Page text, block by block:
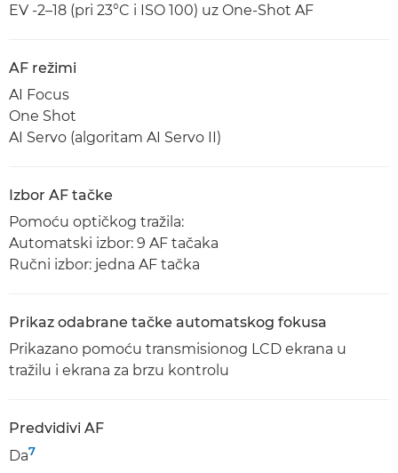
EV -2–18 (pri 23°C i ISO 100) uz One-Shot AF
AF režimi
AI Focus
One Shot
AI Servo (algoritam AI Servo II)
Izbor AF tačke
Pomoću optičkog tražila:
Automatski izbor: 9 AF tačaka
Ručni izbor: jedna AF tačka
Prikaz odabrane tačke automatskog fokusa
Prikazano pomoću transmisionog LCD ekrana u
tražilu i ekrana za brzu kontrolu
Predvidivi AF
Da7